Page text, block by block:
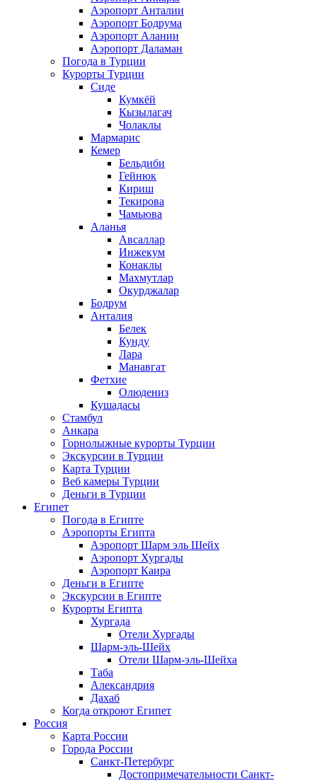
Аэропорт Анталии
Аэропорт Бодрума
Аэропорт Алании
Аэропорт Даламан
Погода в Турции
Курорты Турции
Сиде
Кумкёй
Кызылагач
Чолаклы
Мармарис
Кемер
Бельдиби
Гейнюк
Кириш
Текирова
Чамьюва
Аланья
Авсаллар
Инжекум
Конаклы
Махмутлар
Окурджалар
Бодрум
Анталия
Белек
Кунду
Лара
Манавгат
Фетхие
Олюдениз
Кушадасы
Стамбул
Анкара
Горнолыжные курорты Турции
Экскурсии в Турции
Карта Турции
Веб камеры Турции
Деньги в Турции
Египет
Погода в Египте
Аэропорты Египта
Аэропорт Шарм эль Шейх
Аэропорт Хургады
Аэропорт Каира
Деньги в Египте
Экскурсии в Египте
Курорты Египта
Хургада
Отели Хургады
Шарм-эль-Шейх
Отели Шарм-эль-Шейха
Таба
Александрия
Дахаб
Когда откроют Египет
Россия
Карта России
Города России
Санкт-Петербург
Достопримечательности Санкт-